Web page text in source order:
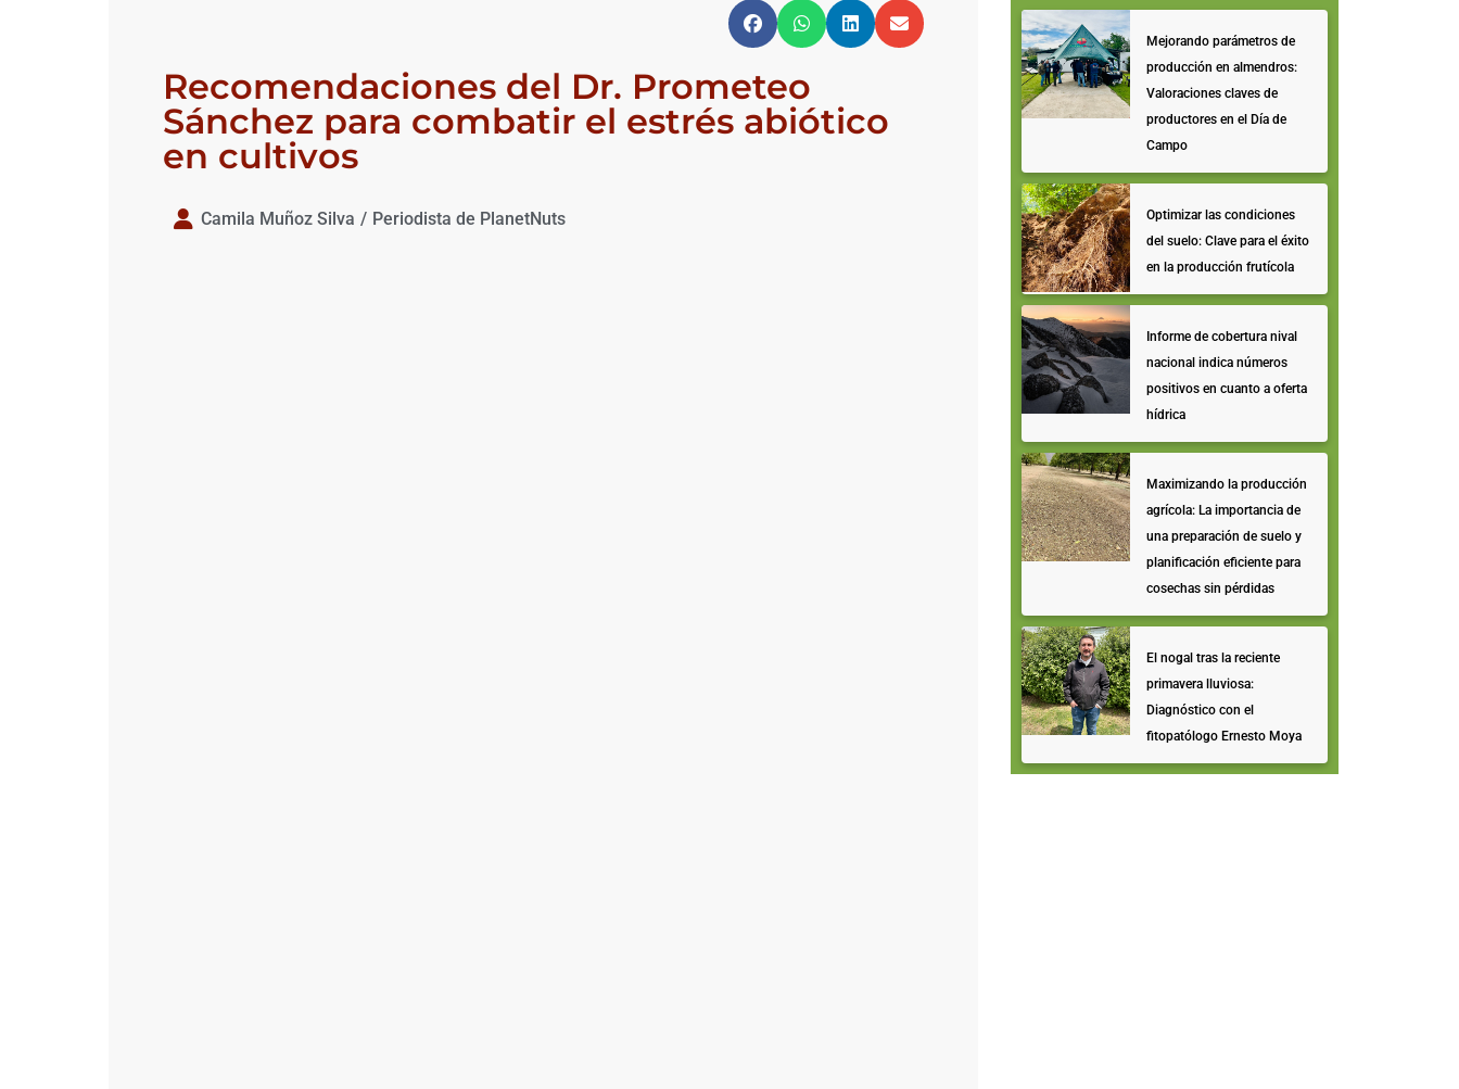
Recomendaciones del Dr. Prometeo
Sánchez para combatir el estrés abiótico
en cultivos
Camila Muñoz Silva / Periodista de PlanetNuts
Mejorando parámetros de
producción en almendros:
Valoraciones claves de
productores en el Día de
Campo
Optimizar las condiciones
del suelo: Clave para el éxito
en la producción frutícola
Informe de cobertura nival
nacional indica números
positivos en cuanto a oferta
hídrica
Maximizando la producción
agrícola: La importancia de
una preparación de suelo y
planificación eficiente para
cosechas sin pérdidas
El nogal tras la reciente
primavera lluviosa:
Diagnóstico con el
fitopatólogo Ernesto Moya